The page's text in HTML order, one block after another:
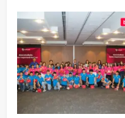
Bootcamp” başladı